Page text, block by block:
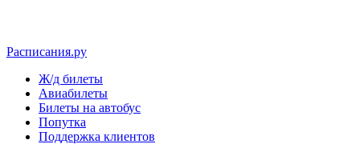
Расписания.ру
Ж/д билеты
Авиабилеты
Билеты на автобус
Попутка
Поддержка клиентов